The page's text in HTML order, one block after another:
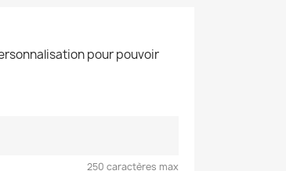
pour pouvoir
250 caractères max